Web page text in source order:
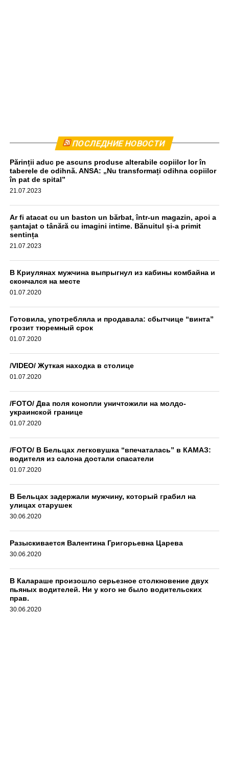
Комбайн был остановлен приблизительно в 440
метрах от места происшествия. Водитель прошел тест
на алкоголь, результат оказался отрицательным,
передаёт unimedia.info. Все обстоятельства инцидента
выясняются.
ПОСЛЕДНИЕ НОВОСТИ
Părinții aduc pe ascuns produse alterabile copiilor lor în
taberele de odihnă. ANSA: „Nu transformați odihna copiilor
în pat de spital”
21.07.2023
Ar fi atacat cu un baston un bărbat, într-un magazin, apoi a
șantajat o tânără cu imagini intime. Bănuitul și-a primit
sentința
21.07.2023
В Криулянах мужчина выпрыгнул из кабины комбайна и
скончался на месте
01.07.2020
Готовила, употребляла и продавала: сбытчице “винта”
грозит тюремный срок
01.07.2020
/VIDEO/ Жуткая находка в столице
01.07.2020
/FOTO/ Два поля конопли уничтожили на молдо-
украинской границе
01.07.2020
/FOTO/ В Бельцах легковушка “впечаталась” в КАМАЗ:
водителя из салона достали спасатели
01.07.2020
В Бельцах задержали мужчину, который грабил на
улицах старушек
30.06.2020
Разыскивается Валентина Григорьевна Царева
30.06.2020
В Калараше произошло серьезное столкновение двух
пьяных водителей. Ни у кого не было водительских
прав.
30.06.2020